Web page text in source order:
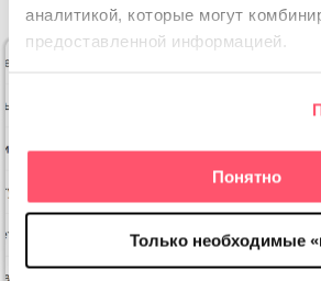
аналитикой, которые могут
предоставленной информацией.
Понятно
Только необходимые